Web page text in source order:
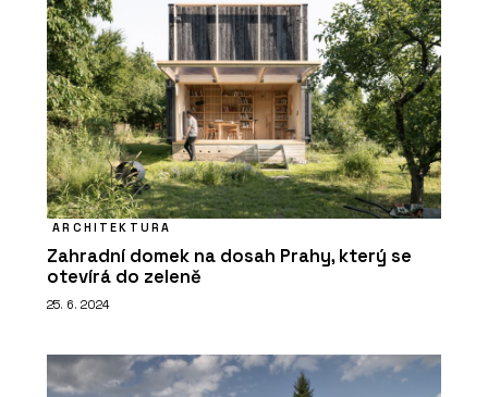
ARCHITEKTURA
Zahradní domek na dosah Prahy, který se
otevírá do zeleně
25. 6. 2024